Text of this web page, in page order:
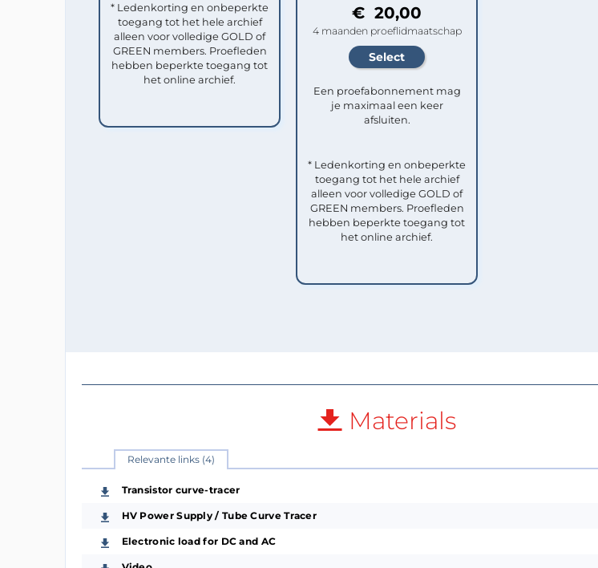
* Ledenkorting en onbeperkte
toegang tot het hele archief
alleen voor volledige GOLD of
GREEN members. Proefleden
hebben beperkte toegang tot
het online archief.
€ 20,00
4 maanden proeflidmaatschap
Een proefabonnement mag
je maximaal een keer
afsluiten.
* Ledenkorting en onbeperkte
toegang tot het hele archief
alleen voor volledige GOLD of
GREEN members. Proefleden
hebben beperkte toegang tot
het online archief.
Materials
Relevante links (4)
Transistor curve-tracer
HV Power Supply / Tube Curve Tracer
Electronic load for DC and AC